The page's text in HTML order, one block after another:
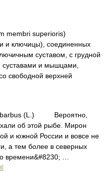
membri superioris)
и ключицы), соединенных
суставом, с грудной
суставами и мышцами,
свободной верхней
(L.) Вероятно,
об этой рыбе. Мирон
и южной России и вовсе не
а тем более в северных
времени&#8230; …